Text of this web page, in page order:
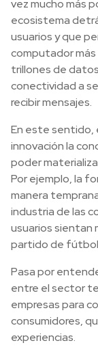
vez mucho más
ecosistema
usuarios y que
computador
trillones de
conectividad a
recibir mensajes.
En este sentido,
innovación la
poder
Por ejemplo, la
manera
industria de las
usuarios sientan
partido de fútbol
Pasa por
entre el sector
empresas para
consumidores,
experiencias.